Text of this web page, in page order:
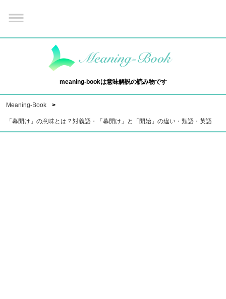
meaning-bookは意味解説の読み物です
Meaning-Book
「幕開け」の意味とは？対義語・「幕開け」と「開始」の違い・類語・英語